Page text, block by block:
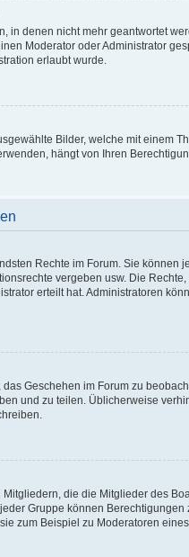
in denen nicht mehr geantwortet
Moderator oder Administrator
erlaubt wurde.
Bilder, welche mit einem
hängt von Ihren
Rechte im Forum. Sie können
vergeben usw. Die
erteilt hat. Administratoren
das Geschehen im Forum zu
und zu teilen. Üblicherweise
die die Mitglieder des
Gruppe können
zum Beispiel zu Moderatoren